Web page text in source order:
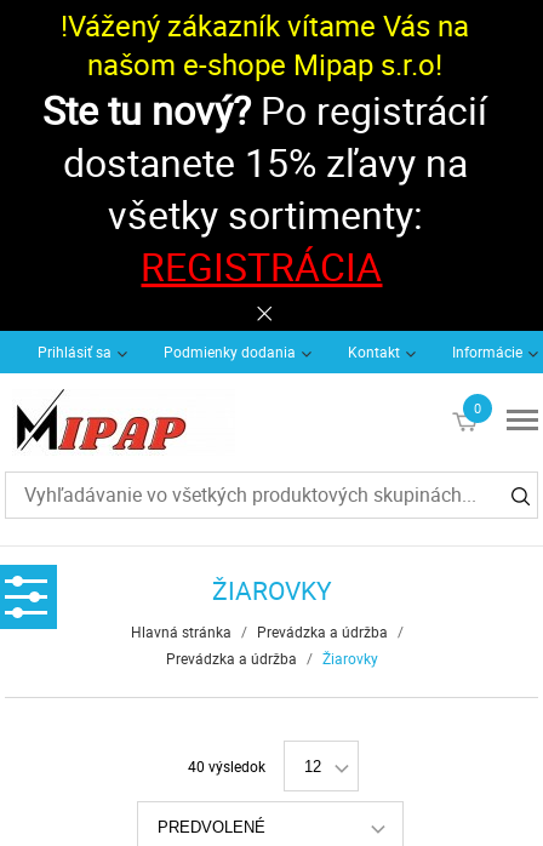
!Vážený zákazník vítame Vás na
našom e-shope Mipap s.r.o!
Ste tu nový?Po registrácií
dostanete 15% zľavy na
všetky sortimenty:
REGISTRÁCIA
Prihlásiť sa Podmienky dodania Kontakt Informácie
0
€0
ŽIAROVKY
Hlavná stránka / Prevádzka a údržba /
Prevádzka a údržba / Žiarovky
40 výsledok 12
PREDVOLENÉ